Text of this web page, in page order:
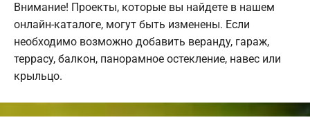
Внимание! Проекты, которые вы найдете в нашем
онлайн-каталоге, могут быть изменены. Если
необходимо возможно добавить веранду, гараж,
террасу, балкон, панорамное остекление, навес или
крыльцо.